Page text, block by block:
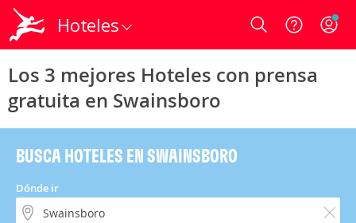
Hoteles Login
Los 3 mejores Hoteles con prensa
gratuita en Swainsboro
BUSCA HOTELES EN SWAINSBORO
Dónde ir